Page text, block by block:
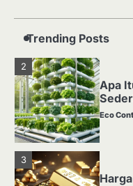
Trending Posts
Eco
2
Apa
Eco
3